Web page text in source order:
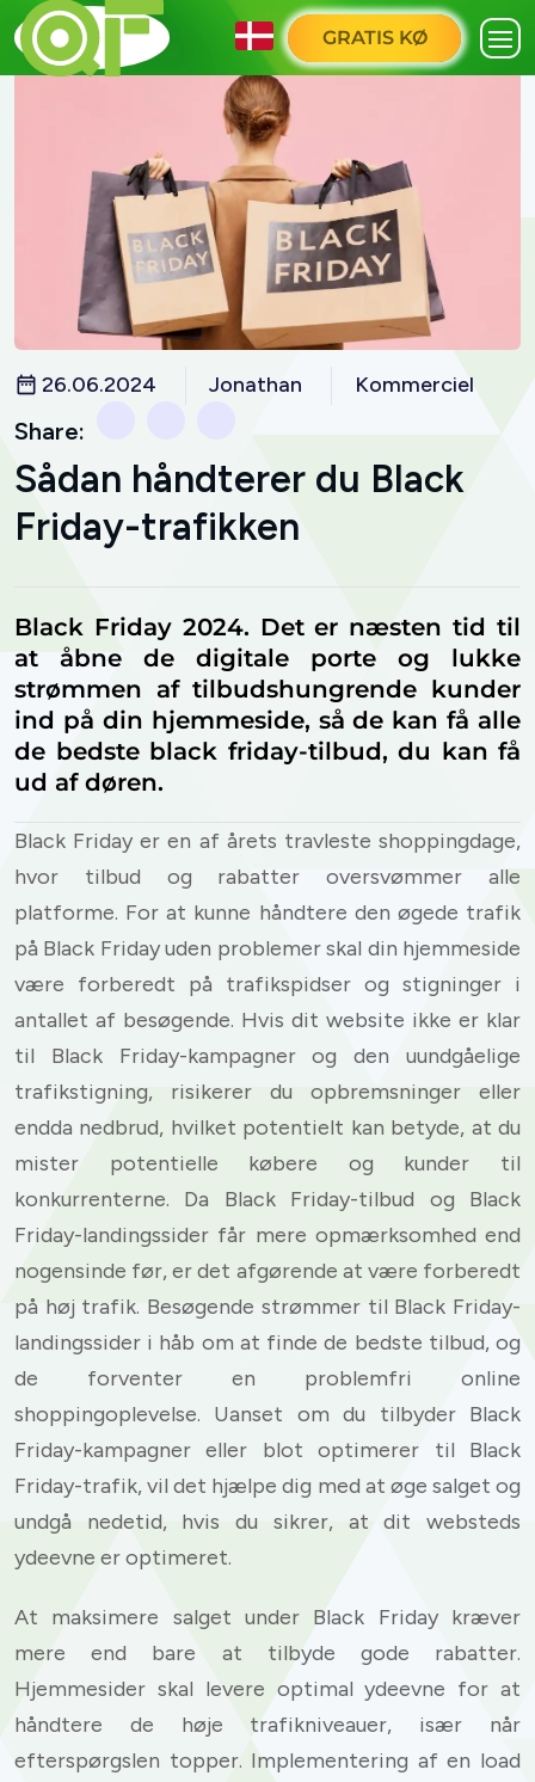
GRATIS KØ
26.06.2024 Jonathan Kommerciel
Share:
Sådan håndterer du Black
Friday-trafikken
Black Friday 2024. Det er næsten tid til
at åbne de digitale porte og lukke
strømmen af tilbudshungrende kunder
ind på din hjemmeside, så de kan få alle
de bedste black friday-tilbud, du kan få
ud af døren.
Black Friday er en af årets travleste shoppingdage,
hvor tilbud og rabatter oversvømmer alle
platforme. For at kunne håndtere den øgede trafik
på Black Friday uden problemer skal din hjemmeside
være forberedt på trafikspidser og stigninger i
antallet af besøgende. Hvis dit website ikke er klar
til Black Friday-kampagner og den uundgåelige
trafikstigning, risikerer du opbremsninger eller
endda nedbrud, hvilket potentielt kan betyde, at du
mister potentielle købere og kunder til
konkurrenterne. Da Black Friday-tilbud og Black
Friday-landingssider får mere opmærksomhed end
nogensinde før, er det afgørende at være forberedt
på høj trafik. Besøgende strømmer til Black Friday-
landingssider i håb om at finde de bedste tilbud, og
de forventer en problemfri online
shoppingoplevelse. Uanset om du tilbyder Black
Friday-kampagner eller blot optimerer til Black
Friday-trafik, vil det hjælpe dig med at øge salget og
undgå nedetid, hvis du sikrer, at dit websteds
ydeevne er optimeret.
At maksimere salget under Black Friday kræver
mere end bare at tilbyde gode rabatter.
Hjemmesider skal levere optimal ydeevne for at
håndtere de høje trafikniveauer, især når
efterspørgslen topper. Implementering af en load